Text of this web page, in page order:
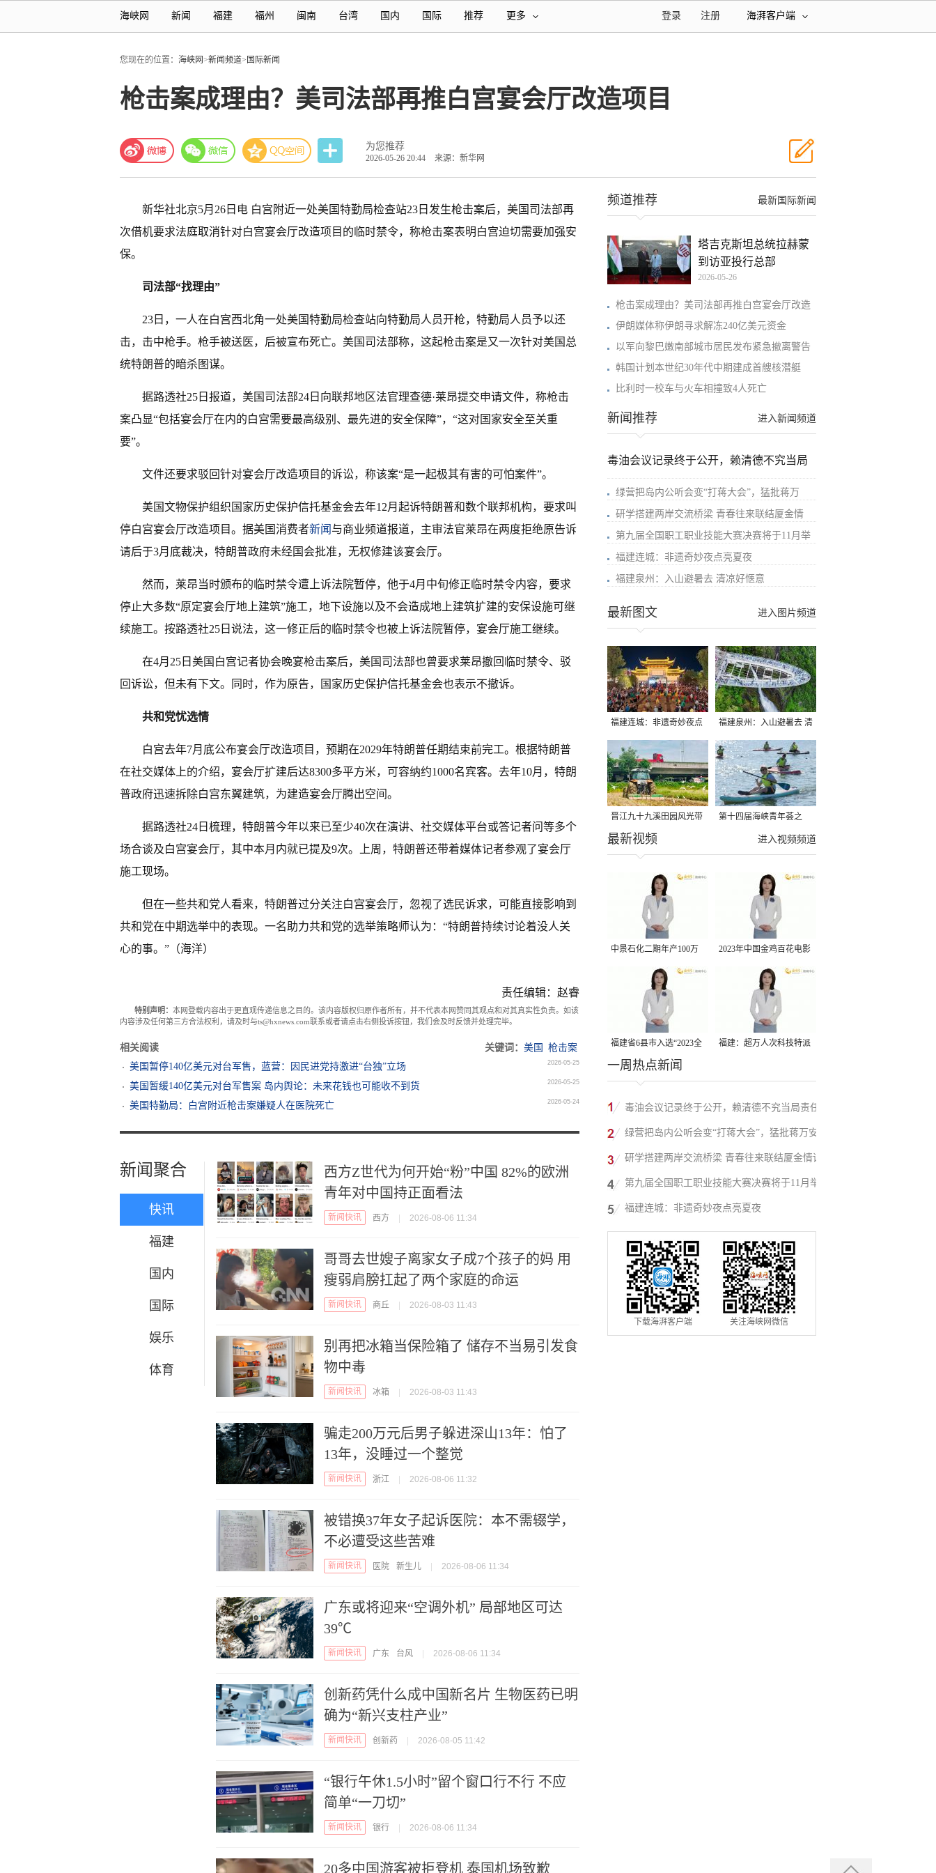
海峡网 新闻 福建 福州 闽南 台湾 国内 国际 推荐 更多 海湃客户端
注册
登录
您现在的位置： 海峡网>新闻频道> 国际新闻
枪击案成理由？美司法部再推白宫宴会厅改造项目
为您推荐
2026-05-26 20:44 来源：新华网
新华社北京5月26日电 白宫附近一处美国特勤局检查站23日发生枪击案后，美国司法部再
次借机要求法庭取消针对白宫宴会厅改造项目的临时禁令，称枪击案表明白宫迫切需要加强安
保。
司法部“找理由”
23日，一人在白宫西北角一处美国特勤局检查站向特勤局人员开枪，特勤局人员予以还
击，击中枪手。枪手被送医，后被宣布死亡。美国司法部称，这起枪击案是又一次针对美国总
统特朗普的暗杀图谋。
据路透社25日报道，美国司法部24日向联邦地区法官理查德·莱昂提交申请文件，称枪击
案凸显“包括宴会厅在内的白宫需要最高级别、最先进的安全保障”，“这对国家安全至关重
要”。
文件还要求驳回针对宴会厅改造项目的诉讼，称该案“是一起极其有害的可怕案件”。
美国文物保护组织国家历史保护信托基金会去年12月起诉特朗普和数个联邦机构，要求叫
停白宫宴会厅改造项目。据美国消费者新闻 与商业频道报道，主审法官莱昂在两度拒绝原告诉
请后于3月底裁决，特朗普政府未经国会批准，无权修建该宴会厅。
然而，莱昂当时颁布的临时禁令遭上诉法院暂停，他于4月中旬修正临时禁令内容，要求
停止大多数“原定宴会厅地上建筑”施工，地下设施以及不会造成地上建筑扩建的安保设施可继
续施工。按路透社25日说法，这一修正后的临时禁令也被上诉法院暂停，宴会厅施工继续。
在4月25日美国白宫记者协会晚宴枪击案后，美国司法部也曾要求莱昂撤回临时禁令、驳
回诉讼，但未有下文。同时，作为原告，国家历史保护信托基金会也表示不撤诉。
共和党忧选情
白宫去年7月底公布宴会厅改造项目，预期在2029年特朗普任期结束前完工。根据特朗普
在社交媒体上的介绍，宴会厅扩建后达8300多平方米，可容纳约1000名宾客。去年10月，特朗
普政府迅速拆除白宫东翼建筑，为建造宴会厅腾出空间。
据路透社24日梳理，特朗普今年以来已至少40次在演讲、社交媒体平台或答记者问等多个
场合谈及白宫宴会厅，其中本月内就已提及9次。上周，特朗普还带着媒体记者参观了宴会厅
施工现场。
但在一些共和党人看来，特朗普过分关注白宫宴会厅，忽视了选民诉求，可能直接影响到
共和党在中期选举中的表现。一名助力共和党的选举策略师认为：“特朗普持续讨论着没人关
心的事。”（海洋）
责任编辑：赵睿
特别声明： 本网登载内容出于更直观传递信息之目的。该内容版权归原作者所有，并不代表本网赞同其观点和对其真实性负责。如该
内容涉及任何第三方合法权利，请及时与ts@hxnews.com联系或者请点击右侧投诉按钮，我们会及时反馈并处理完毕。
相关阅读 关键词： 美国
枪击案
美国暂停140亿美元对台军售，蓝营：因民进党持激进“台独”立场
2026-05-25
美国暂缓140亿美元对台军售案 岛内舆论：未来花钱也可能收不到货 2026-05-25
美国特勤局：白宫附近枪击案嫌疑人在医院死亡 2026-05-24
新闻聚合
快讯
福建
国内
国际
娱乐
体育
西方Z世代为何开始“粉”中国 82%的欧洲
青年对中国持正面看法
新闻快讯 西方 2026-08-06 11:34
哥哥去世嫂子离家女子成7个孩子的妈 用
瘦弱肩膀扛起了两个家庭的命运
新闻快讯 商丘 2026-08-03 11:43
别再把冰箱当保险箱了 储存不当易引发食
物中毒
新闻快讯 冰箱 2026-08-03 11:43
骗走200万元后男子躲进深山13年：怕了
13年，没睡过一个整觉
新闻快讯 浙江 2026-08-06 11:32
被错换37年女子起诉医院：本不需辍学，
不必遭受这些苦难
新闻快讯 医院 新生儿 2026-08-06 11:34
广东或将迎来“空调外机” 局部地区可达
39℃
新闻快讯 广东 台风 2026-08-06 11:34
创新药凭什么成中国新名片 生物医药已明
确为“新兴支柱产业”
新闻快讯 创新药 2026-08-05 11:42
“银行午休1.5小时”留个窗口行不行 不应
简单“一刀切”
新闻快讯 银行 2026-08-06 11:34
20多中国游客被拒登机 泰国机场致歉
最新国际新闻
频道推荐
塔吉克斯坦总统拉赫蒙
到访亚投行总部
2026-05-26
枪击案成理由？美司法部再推白宫宴会厅改造
伊朗媒体称伊朗寻求解冻240亿美元资金
以军向黎巴嫩南部城市居民发布紧急撤离警告
韩国计划本世纪30年代中期建成首艘核潜艇
比利时一校车与火车相撞致4人死亡
进入新闻频道
新闻推荐
毒油会议记录终于公开，赖清德不究当局
绿营把岛内公听会变“打蒋大会”，猛批蒋万
研学搭建两岸交流桥梁 青春往来联结厦金情
第九届全国职工职业技能大赛决赛将于11月举
福建连城：非遗奇妙夜点亮夏夜
福建泉州：入山避暑去 清凉好惬意
进入图片频道
最新图文
福建连城：非遗奇妙夜点
亮夏夜
福建泉州：入山避暑去 清
凉好惬意
晋江九十九溪田园风光带
千亩早稻迎来成熟收割季
第十四届海峡青年荟之
2026榕台青年大学生水上
进入视频频道
最新视频
中景石化二期年产100万
吨丙烷脱氢项目建成中交
2023年中国金鸡百花电影
节有福电影巡展31日启动
福建省6县市入选“2023全
国县域发展潜力百强县”
福建：超万人次科技特派
一周热点新闻
毒油会议记录终于公开，赖清德不究当局责任
反甩锅卢秀燕，蓝营点名责任官员要求撤职下
绿营把岛内公听会变“打蒋大会”，猛批蒋万安
废除监察机构主张，遭蓝营搬出蔡英文、赖清
研学搭建两岸交流桥梁 青春往来联结厦金情谊
第九届全国职工职业技能大赛决赛将于11月举
行
福建连城：非遗奇妙夜点亮夏夜
下载海湃客户端 关注海峡网微信